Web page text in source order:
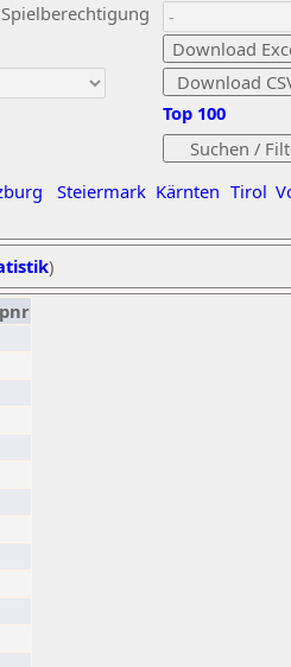
Spielberechtigung
Steiermark Kärnten Tirol
Top 100
)
pnr